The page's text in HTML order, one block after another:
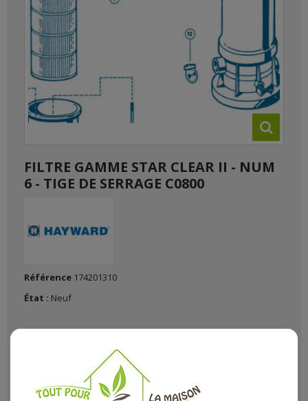
FILTRE GAMME STAR CLEAR II - NUM
6 - TIGE DE SERRAGE C0800
Référence 174201310
État : Neuf